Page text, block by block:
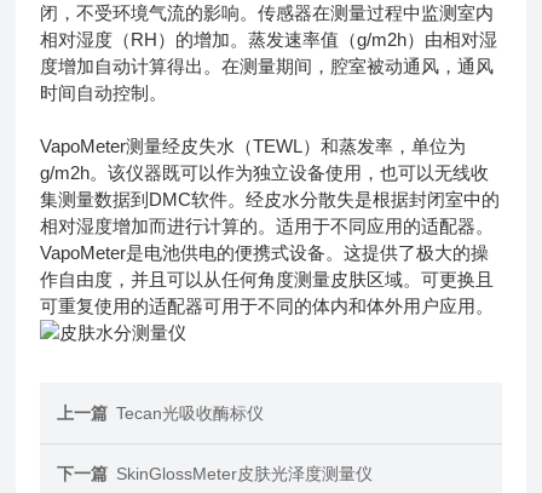
闭，不受环境气流的影响。传感器在测量过程中监测室内
相对湿度（RH）的增加。蒸发速率值（g/m2h）由相对湿
度增加自动计算得出。在测量期间，腔室被动通风，通风
时间自动控制。
VapoMeter测量经皮失水（TEWL）和蒸发率，单位为
g/m2h。该仪器既可以作为独立设备使用，也可以无线收
集测量数据到DMC软件。经皮水分散失是根据封闭室中的
相对湿度增加而进行计算的。适用于不同应用的适配器。
VapoMeter是电池供电的便携式设备。这提供了极大的操
作自由度，并且可以从任何角度测量皮肤区域。可更换且
可重复使用的适配器可用于不同的体内和体外用户应用。
上一篇 Tecan光吸收酶标仪
下一篇 SkinGlossMeter皮肤光泽度测量仪